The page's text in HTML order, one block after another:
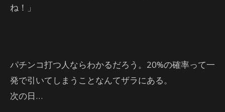
ね！」
パチンコ打つ人ならわかるだろう。20%の確率って一
発で引いてしまうことなんてザラにある。
次の日…